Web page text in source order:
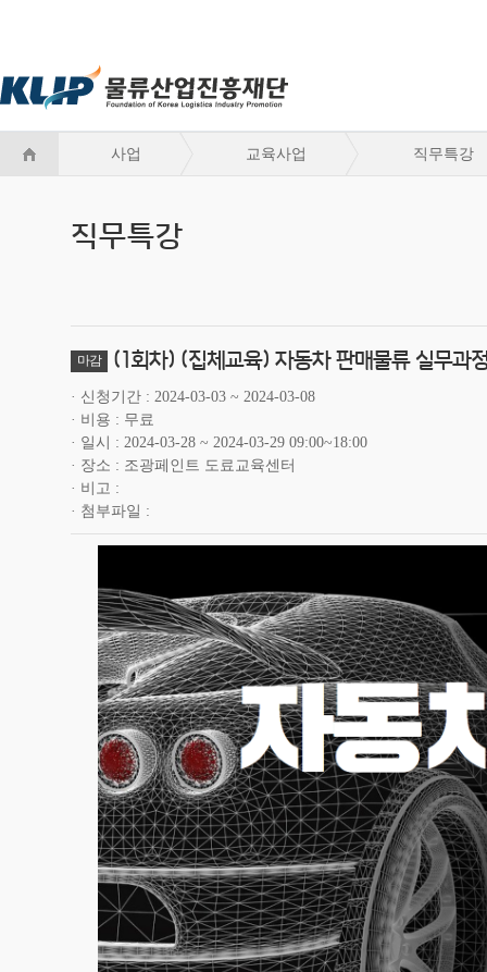
사업 교육사업 직무특강
직무특강
마감 (1회차) (집체교육) 자동차 판매물류 실무과
신청기간
2024-03-03 ~ 2024-03-08
비용
무료
일시
2024-03-28 ~ 2024-03-29 09:00~18:00
장소
조광페인트 도료교육센터
비고
첨부파일